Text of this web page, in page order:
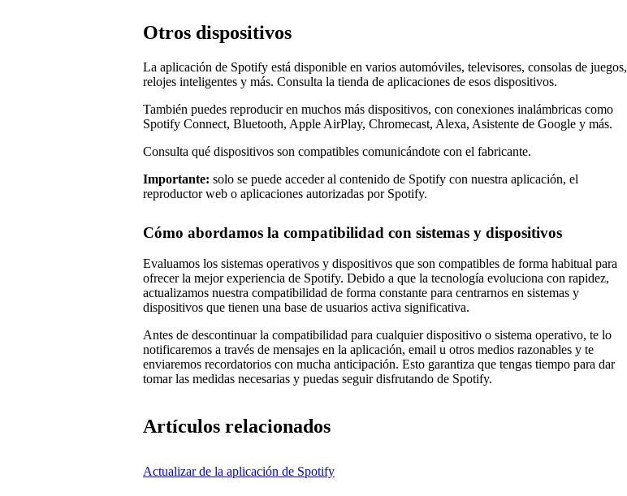
Otros dispositivos
La aplicación de Spotify está disponible en varios automóviles, televisores, consolas de juegos,
relojes inteligentes y más. Consulta la tienda de aplicaciones de esos dispositivos.
También puedes reproducir en muchos más dispositivos, con conexiones inalámbricas como
Spotify Connect, Bluetooth, Apple AirPlay, Chromecast, Alexa, Asistente de Google y más.
Consulta qué dispositivos son compatibles comunicándote con el fabricante.
Importante: solo se puede acceder al contenido de Spotify con nuestra aplicación, el
reproductor web o aplicaciones autorizadas por Spotify.
Cómo abordamos la compatibilidad con sistemas y dispositivos
Evaluamos los sistemas operativos y dispositivos que son compatibles de forma habitual para
ofrecer la mejor experiencia de Spotify. Debido a que la tecnología evoluciona con rapidez,
actualizamos nuestra compatibilidad de forma constante para centrarnos en sistemas y
dispositivos que tienen una base de usuarios activa significativa.
Antes de descontinuar la compatibilidad para cualquier dispositivo o sistema operativo, te lo
notificaremos a través de mensajes en la aplicación, email u otros medios razonables y te
enviaremos recordatorios con mucha anticipación. Esto garantiza que tengas tiempo para dar
tomar las medidas necesarias y puedas seguir disfrutando de Spotify.
Artículos relacionados
Actualizar de la aplicación de Spotify